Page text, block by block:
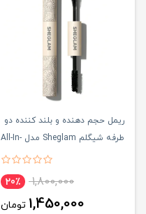
ریمل حجم دهنده و بلند کننده دو
طرفه شیگلم Sheglam مدل All-In-
1,800,000 20٪
1,450,000 تومان